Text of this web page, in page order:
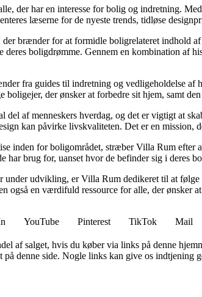
der har en interesse for bolig og indretning.
læserne for de nyeste trends, tidløse
brænder for at formidle boligrelateret indhold
deres boligdrømme. Gennem en kombination
fra guides til indretning og vedligeholdelse
boligejer, der ønsker at forbedre sit hjem, samt
af menneskers hverdag, og det er vigtigt at
kan påvirke livskvaliteten. Det er en
inden for boligområdet, stræber Villa Rum
har brug for, uanset hvor de befinder sig i deres
udvikling, er Villa Rum dedikeret til at
også en værdifuld ressource for alle, der ønsker
YouTube Pinterest TikTok Mail
af salget, hvis du køber via links på denne
denne side. Nogle links kan give os